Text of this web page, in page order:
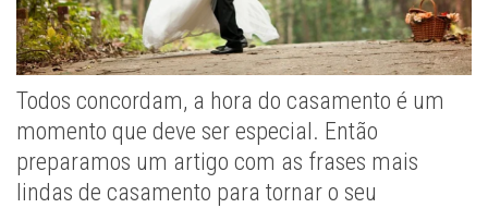
Todos concordam, a hora do casamento é um
momento que deve ser especial. Então
preparamos um artigo com as frases mais
lindas de casamento para tornar o seu